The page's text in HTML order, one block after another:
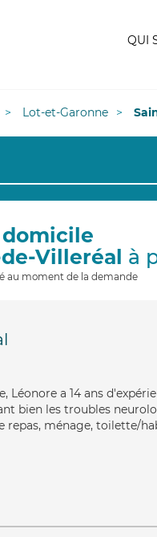
QUI
Lot-et-Garonne
domicile
Villeréal à
au moment de la demande
Léonore a 14 ans
bien les troubles
repas, ménage, toilette/